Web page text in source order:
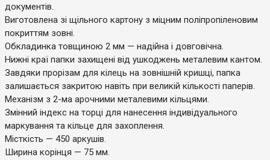
документів.
Виготовлена зі щільного картону з міцним поліпропіленовим
покриттям зовні.
Обкладинка товщиною 2 мм — надійна і довговічна.
Нижні краї папки захищені від ушкоджень металевим кантом.
Завдяки прорізам для кілець на зовнішній кришці, папка
залишається закритою навіть при великій кількості паперів.
Механізм з 2-ма арочними металевими кільцями.
Змінний індекс на торці для нанесення індивідуального
маркування та кільце для захоплення.
Місткість — 450 аркушів.
Ширина корінця — 75 мм.